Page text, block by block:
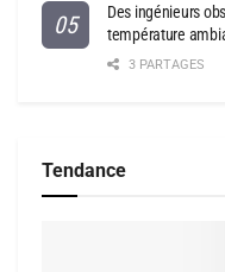
Des ingénieurs
température
3 PARTAGES
Tendance